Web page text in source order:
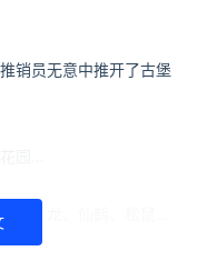
销员无意中推开了古堡
鹿、龙、仙鹤、松鼠…